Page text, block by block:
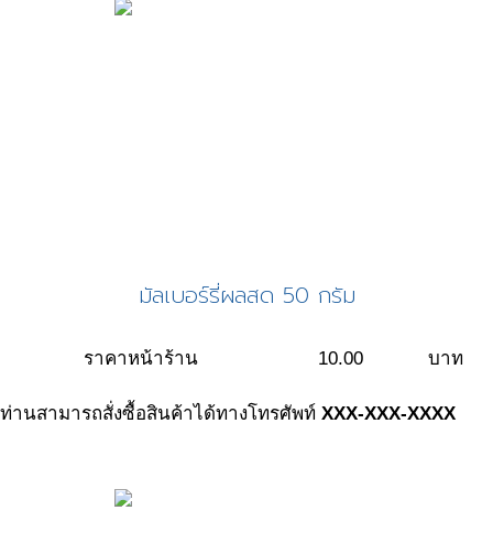
มัลเบอร์รี่ผลสด 50 กรัม
ราคาหน้าร้าน 10.00 บาท
ท่านสามารถสั่งซื้อสินค้าได้ทางโทรศัพท์ XXX-XXX-XXXX